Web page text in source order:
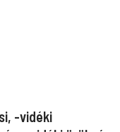
-vidéki